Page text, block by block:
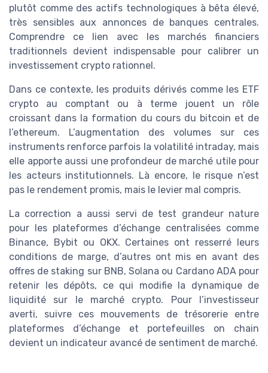
plutôt comme des actifs technologiques à bêta élevé,
très sensibles aux annonces de banques centrales.
Comprendre ce lien avec les marchés financiers
traditionnels devient indispensable pour calibrer un
investissement crypto rationnel.
Dans ce contexte, les produits dérivés comme les ETF
crypto au comptant ou à terme jouent un rôle
croissant dans la formation du cours du bitcoin et de
l’ethereum. L’augmentation des volumes sur ces
instruments renforce parfois la volatilité intraday, mais
elle apporte aussi une profondeur de marché utile pour
les acteurs institutionnels. Là encore, le risque n’est
pas le rendement promis, mais le levier mal compris.
La correction a aussi servi de test grandeur nature
pour les plateformes d’échange centralisées comme
Binance, Bybit ou OKX. Certaines ont resserré leurs
conditions de marge, d’autres ont mis en avant des
offres de staking sur BNB, Solana ou Cardano ADA pour
retenir les dépôts, ce qui modifie la dynamique de
liquidité sur le marché crypto. Pour l’investisseur
averti, suivre ces mouvements de trésorerie entre
plateformes d’échange et portefeuilles on chain
devient un indicateur avancé de sentiment de marché.